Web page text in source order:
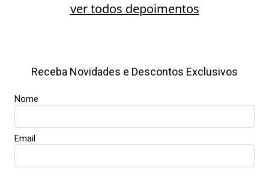
ver todos depoimentos
Receba Novidades e Descontos Exclusivos
Nome
Email